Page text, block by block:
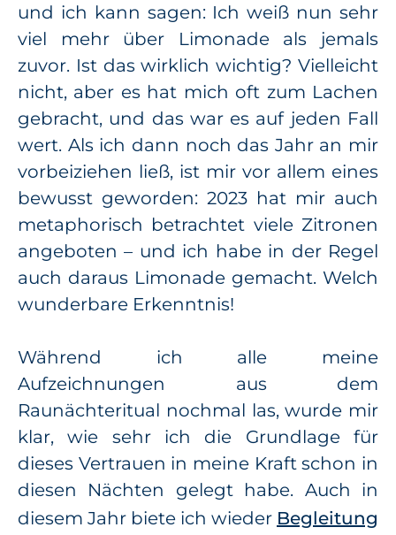
und ich kann sagen: Ich weiß nun sehr
viel mehr über Limonade als jemals
zuvor. Ist das wirklich wichtig? Vielleicht
nicht, aber es hat mich oft zum Lachen
gebracht, und das war es auf jeden Fall
wert. Als ich dann noch das Jahr an mir
vorbeiziehen ließ, ist mir vor allem eines
bewusst geworden: 2023 hat mir auch
metaphorisch betrachtet viele Zitronen
angeboten – und ich habe in der Regel
auch daraus Limonade gemacht. Welch
wunderbare Erkenntnis!
Während ich alle meine
Aufzeichnungen aus dem
Raunächteritual nochmal las, wurde mir
klar, wie sehr ich die Grundlage für
dieses Vertrauen in meine Kraft schon in
diesen Nächten gelegt habe. Auch in
diesem Jahr biete ich wieder Begleitung